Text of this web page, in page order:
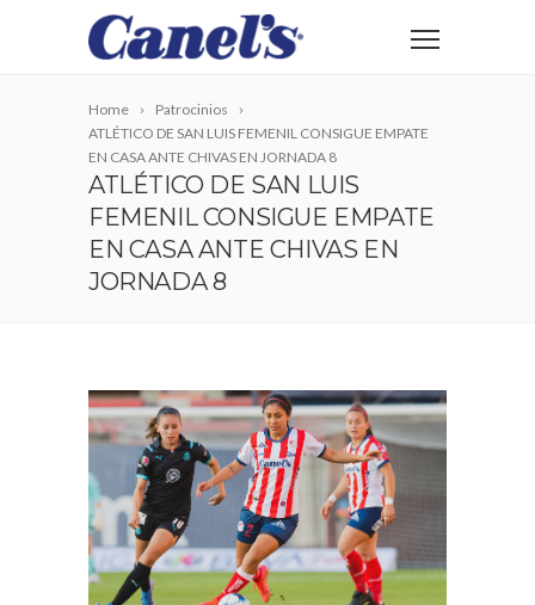
Home
Patrocinios
ATLÉTICO DE SAN LUIS FEMENIL CONSIGUE EMPATE
EN CASA ANTE CHIVAS EN JORNADA 8
ATLÉTICO DE SAN LUIS
FEMENIL CONSIGUE EMPATE
EN CASA ANTE CHIVAS EN
JORNADA 8